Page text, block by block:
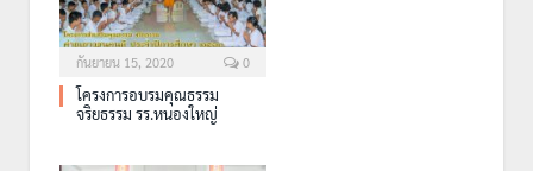
กันยายน 15, 2020 0
โครงการอบรมคุณธรรม
จริยธรรม รร.หนองใหญ่